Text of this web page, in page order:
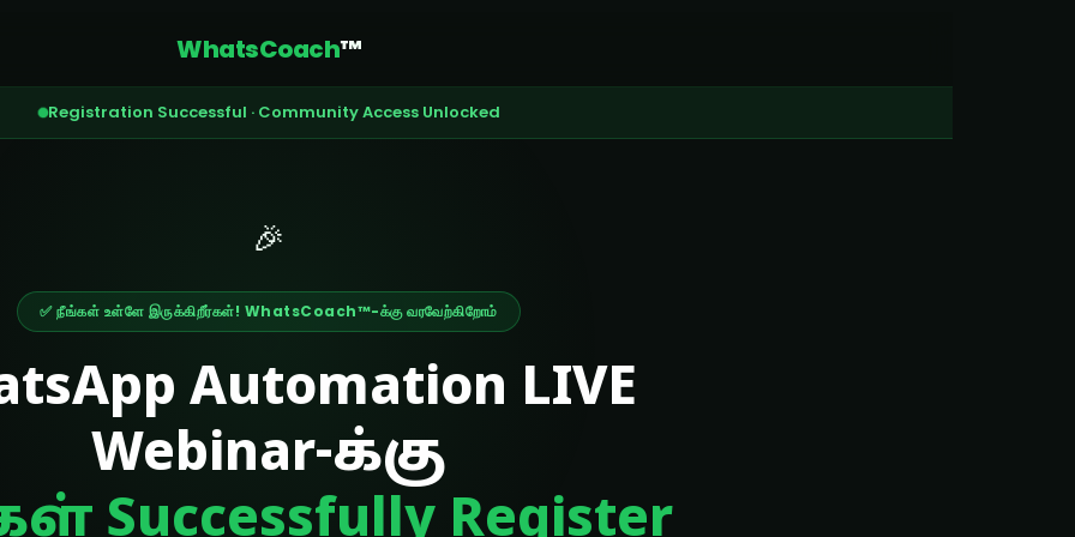
WhatsCoach™
Registration Successful · Community Access Unlocked
🎉
✅ நீங்கள் உள்ளே இருக்கிறீர்கள்! WhatsCoach™-க்கு வரவேற்கிறோம்
Automation LIVE
Webinar-க்கு
Successfully Register